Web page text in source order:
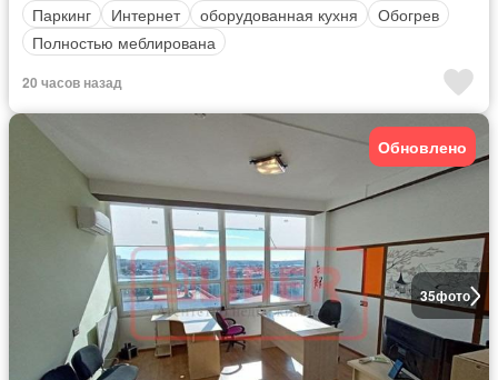
Паркинг
Интернет оборудованная кухня
Обогрев
Полностью меблирована
20 часов назад
35фото
Обновлено